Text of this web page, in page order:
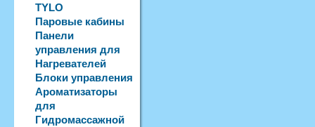
TYLO
Паровые кабины
Панели
управления для
Нагревателей
Блоки управления
Ароматизаторы
для
Гидромассажной